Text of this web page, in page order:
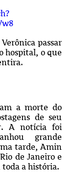
passar
hospital, o que
a morte do
de seu
A notícia foi
grande
tarde, Amin
de Janeiro e
a história.